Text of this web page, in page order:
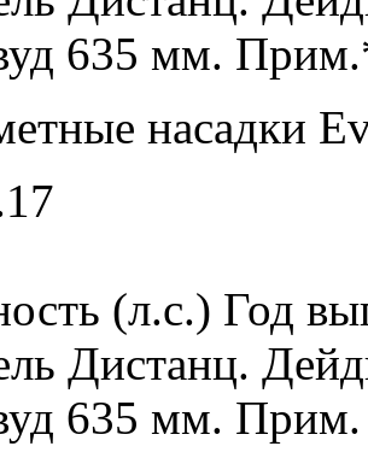
635 мм.
насадки
(л.с.) Год
Дистанц.
635 мм.